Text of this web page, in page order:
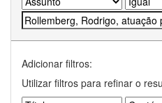
Adicionar filtros:
Utilizar filtros para refinar o